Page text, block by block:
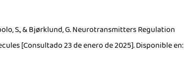
S., & Bjørklund, G. Neurotransmitters Regulation
[Consultado 23 de enero de 2025]. Disponible en: